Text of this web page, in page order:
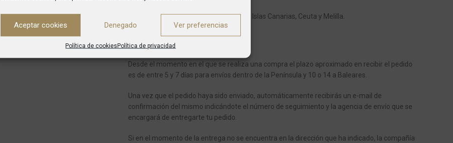
Aceptar cookies Denegado Ver preferencias
Política de cookiesPolítica de privacidad
Actualmente no realizamos envíos a Islas Canarias, Ceuta y Melilla.
ENTREGAS
Desde el momento en el que se realiza una compra el plazo aproximado en recibir el pedido
es de entre 5 y 7 días para envíos dentro de la Península y 10 o 14 a Baleares.
Una vez que el pedido haya sido enviado, automáticamente recibirás un e-mail de
confirmación del mismo indicándote el número de seguimiento y la agencia de envío que se
encargará de entregarte tu pedido.
Si en el momento de la entrega no se encuentra en la dirección que ha indicado, la compañía